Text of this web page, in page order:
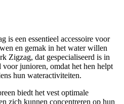
is een essentieel accessoire voor
en gemak in het water willen
Zigzag, dat gespecialiseerd is in
junioren, omdat het hen helpt
hun wateractiviteiten.
biedt het vest optimale
zich kunnen concentreren op hun